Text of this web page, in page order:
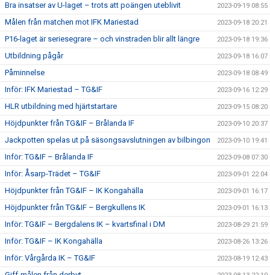
Bra insatser av U-laget – trots att poängen uteblivit 2023-09-19 08:55
Målen från matchen mot IFK Mariestad 2023-09-18 20:21
P16-laget är seriesegrare – och vinstraden blir allt längre 2023-09-18 19:36
Utbildning pågår 2023-09-18 16:07
Påminnelse 2023-09-18 08:49
Inför: IFK Mariestad – TG&IF 2023-09-16 12:29
HLR utbildning med hjärtstartare 2023-09-15 08:20
Höjdpunkter från TG&IF – Brålanda IF 2023-09-10 20:37
Jackpotten spelas ut på säsongsavslutningen av bilbingon 2023-09-10 19:41
Inför: TG&IF – Brålanda IF 2023-09-08 07:30
Inför: Åsarp-Trädet – TG&IF 2023-09-01 22:04
Höjdpunkter från TG&IF – IK Kongahälla 2023-09-01 16:17
Höjdpunkter från TG&IF – Bergkullens IK 2023-09-01 16:13
Inför: TG&IF – Bergdalens IK – kvartsfinal i DM 2023-08-29 21:59
Inför: TG&IF – IK Kongahälla 2023-08-26 13:26
Inför: Vårgårda IK – TG&IF 2023-08-19 12:43